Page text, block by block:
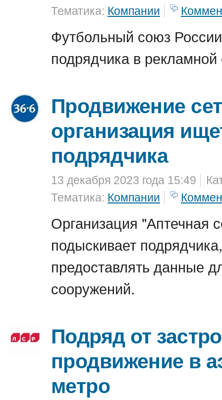
Тематика: Компании
Футбольный союз
подрядчика в рекламной
Продвижение
организация
подрядчика
13 декабря 2023 года 15:49
Тематика: Компании
Организация "Аптечная
подыскивает
предоставлять данные
сооружений.
Подряд от
продвижение в
метро